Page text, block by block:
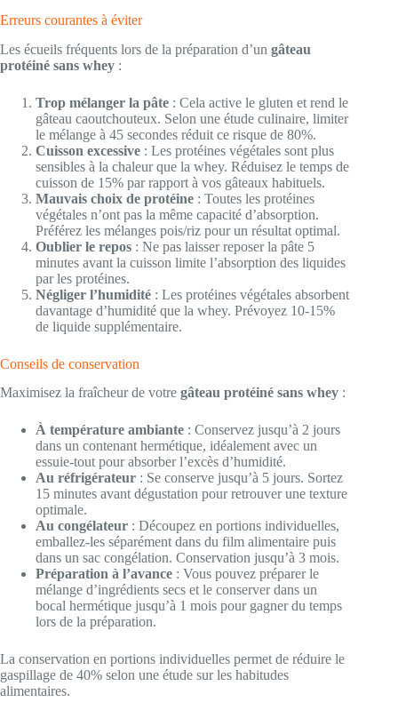
Erreurs courantes à éviter
Les écueils fréquents lors de la préparation d’un gâteau
protéiné sans whey :
Trop mélanger la pâte : Cela active le gluten et rend le
gâteau caoutchouteux. Selon une étude culinaire, limiter
le mélange à 45 secondes réduit ce risque de 80%.
Cuisson excessive : Les protéines végétales sont plus
sensibles à la chaleur que la whey. Réduisez le temps de
cuisson de 15% par rapport à vos gâteaux habituels.
Mauvais choix de protéine : Toutes les protéines
végétales n’ont pas la même capacité d’absorption.
Préférez les mélanges pois/riz pour un résultat optimal.
Oublier le repos : Ne pas laisser reposer la pâte 5
minutes avant la cuisson limite l’absorption des liquides
par les protéines.
Négliger l’humidité : Les protéines végétales absorbent
davantage d’humidité que la whey. Prévoyez 10-15%
de liquide supplémentaire.
Conseils de conservation
Maximisez la fraîcheur de votre gâteau protéiné sans whey :
À température ambiante : Conservez jusqu’à 2 jours
dans un contenant hermétique, idéalement avec un
essuie-tout pour absorber l’excès d’humidité.
Au réfrigérateur : Se conserve jusqu’à 5 jours. Sortez
15 minutes avant dégustation pour retrouver une texture
optimale.
Au congélateur : Découpez en portions individuelles,
emballez-les séparément dans du film alimentaire puis
dans un sac congélation. Conservation jusqu’à 3 mois.
Préparation à l’avance : Vous pouvez préparer le
mélange d’ingrédients secs et le conserver dans un
bocal hermétique jusqu’à 1 mois pour gagner du temps
lors de la préparation.
La conservation en portions individuelles permet de réduire le
gaspillage de 40% selon une étude sur les habitudes
alimentaires.